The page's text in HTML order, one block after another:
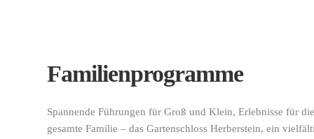
Familienprogramme
Spannende Führungen für Groß und Klein, Erlebnisse für die
gesamte Familie – das Gartenschloss Herberstein, ein